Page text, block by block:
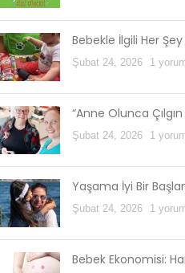
Bebekle İlgili Her Şey
Şubat 24, 2026 1
“Anne Olunca Çılgın
Şubat 24, 2026 1
Yaşama İyi Bir
Şubat 24, 2026 1
Bebek Ekonomisi: